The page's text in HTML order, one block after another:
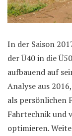
In der Saison
der Ü40 in die
aufbauend auf
Analyse aus
als persönlichen
Fahrtechnik und
optimieren.